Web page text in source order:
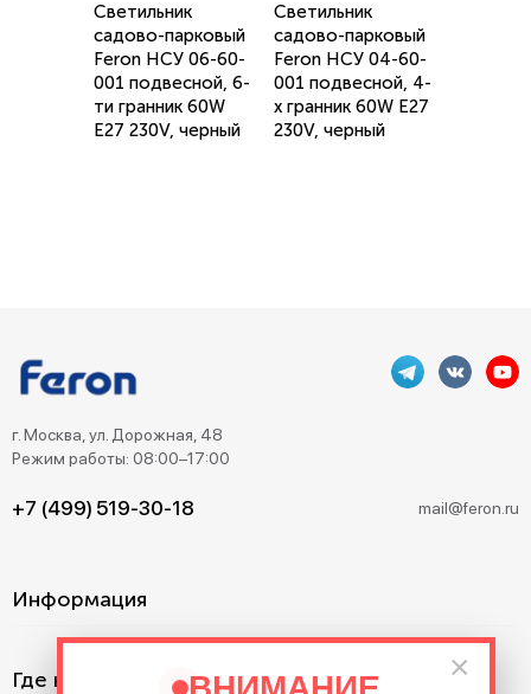
×
Светильник
садово-парковый
Feron НСУ 06-60-
001 подвесной, 6-
ти гранник 60W
E27 230V, черный
Светильник
садово-парковый
Feron НСУ 04-60-
001 подвесной, 4-
х гранник 60W E27
230V, черный
г. Москва, ул. Дорожная, 48
Режим работы: 08:00–17:00
+7 (499) 519-30-18 mail@feron.ru
Информация
Где купить?